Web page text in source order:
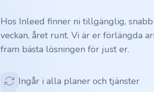
Hos Inleed finner ni tillgänglig,
veckan, året runt. Vi är er förlängda
fram bästa lösningen för just er.
Ingår i alla planer och tjänster